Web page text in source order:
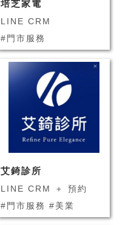
培芝家電
LINE CRM
#門市服務
艾錡診所
LINE CRM ＋ 預約
#門市服務 #美業